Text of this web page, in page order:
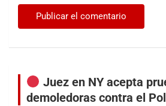
Juez en NY acepta
demoledoras contra el